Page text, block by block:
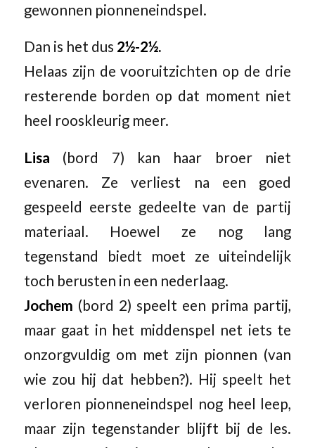
gewonnen pionneneindspel.
Dan is het dus 2½-2½.
Helaas zijn de vooruitzichten op de drie
resterende borden op dat moment niet
heel rooskleurig meer.
Lisa (bord 7) kan haar broer niet
evenaren. Ze verliest na een goed
gespeeld eerste gedeelte van de partij
materiaal. Hoewel ze nog lang
tegenstand biedt moet ze uiteindelijk
toch berusten in een nederlaag.
Jochem (bord 2) speelt een prima partij,
maar gaat in het middenspel net iets te
onzorgvuldig om met zijn pionnen (van
wie zou hij dat hebben?). Hij speelt het
verloren pionneneindspel nog heel leep,
maar zijn tegenstander blijft bij de les.